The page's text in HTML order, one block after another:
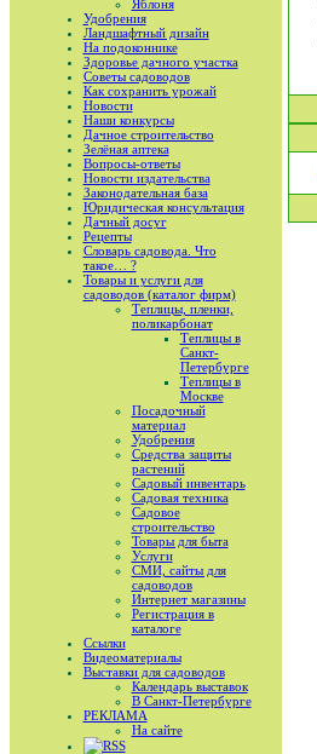
Яблоня
Удобрения
Ландшафтный дизайн
На подоконнике
Здоровье дачного участка
Советы садоводов
Как сохранить урожай
Новости
Наши конкурсы
Дачное строительство
Зелёная аптека
Вопросы-ответы
Новости издательства
Законодательная база
Юридическая консультация
Дачный досуг
Рецепты
Словарь садовода. Что
такое… ?
Товары и услуги для
садоводов (каталог фирм)
Теплицы, пленки,
поликарбонат
Теплицы в
Санкт-
Петербурге
Теплицы в
Москве
Посадочный
материал
Удобрения
Средства защиты
растений
Садовый инвентарь
Садовая техника
Садовое
строительство
Товары для быта
Услуги
СМИ, сайты для
садоводов
Интернет магазины
Регистрация в
каталоге
Ссылки
Видеоматериалы
Выставки для садоводов
Календарь выставок
В Санкт-Петербурге
РЕКЛАМА
На сайте
RSS